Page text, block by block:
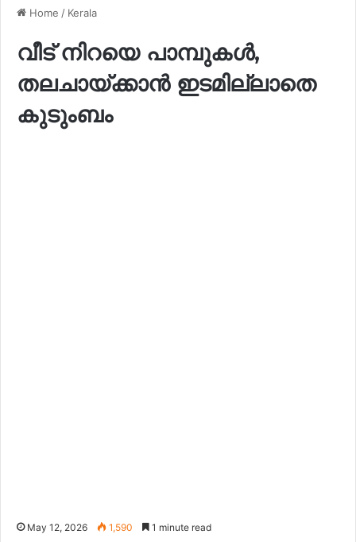
Home / Kerala
വീട് നിറയെ പാമ്പുകൾ,
തലചായ്ക്കാൻ ഇടമില്ലാതെ
കുടുംബം
May 12, 2026 1,590 1 minute read